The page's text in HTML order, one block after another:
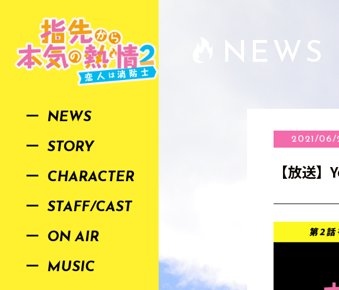
NEWS
STORY
CHARACTER
STAFF/CAST
ON AIR
MUSIC
NEWS
2021/06/
【放送